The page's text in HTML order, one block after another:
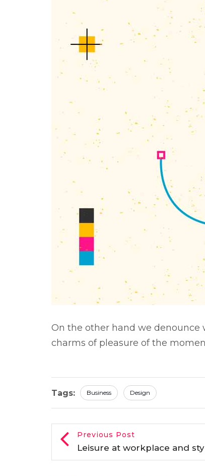
On the other hand we
charms of pleasure of the
Tags: Business Design
Previous Post
Leisure at workplace and